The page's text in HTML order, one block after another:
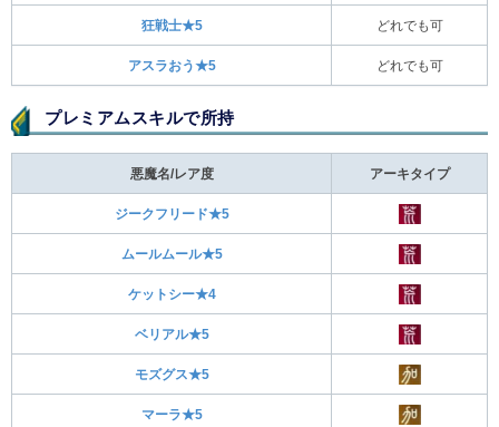
狂戦士★5 どれでも可
アスラおう★5 どれでも可
プレミアムスキルで所持
悪魔名/レア度 アーキタイプ
ジークフリード★5
ムールムール★5
ケットシー★4
ベリアル★5
モズグス★5
マーラ★5